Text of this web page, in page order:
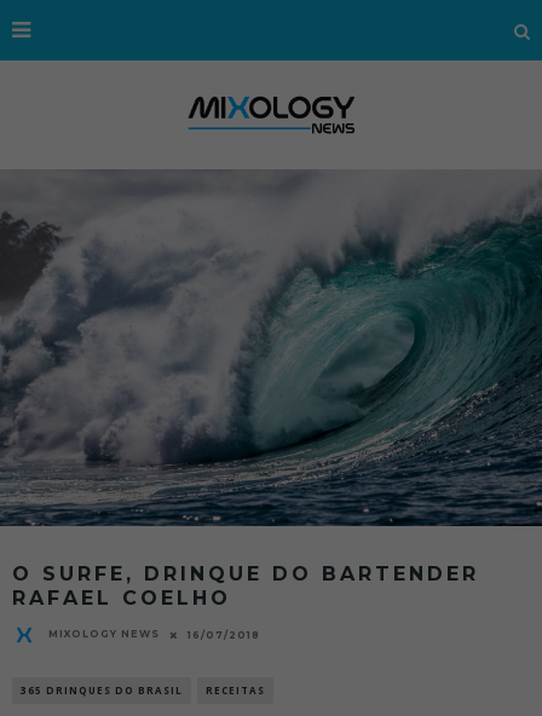
O SURFE, DRINQUE DO BARTENDER
RAFAEL COELHO
MIXOLOGY NEWS 16/07/2018
365 DRINQUES DO BRASIL RECEITAS